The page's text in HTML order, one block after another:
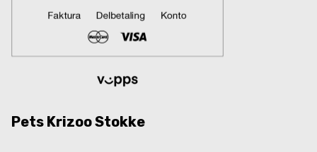
Pets Krizoo Stokke